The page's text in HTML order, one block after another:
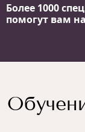
Более 1000
помогут вам